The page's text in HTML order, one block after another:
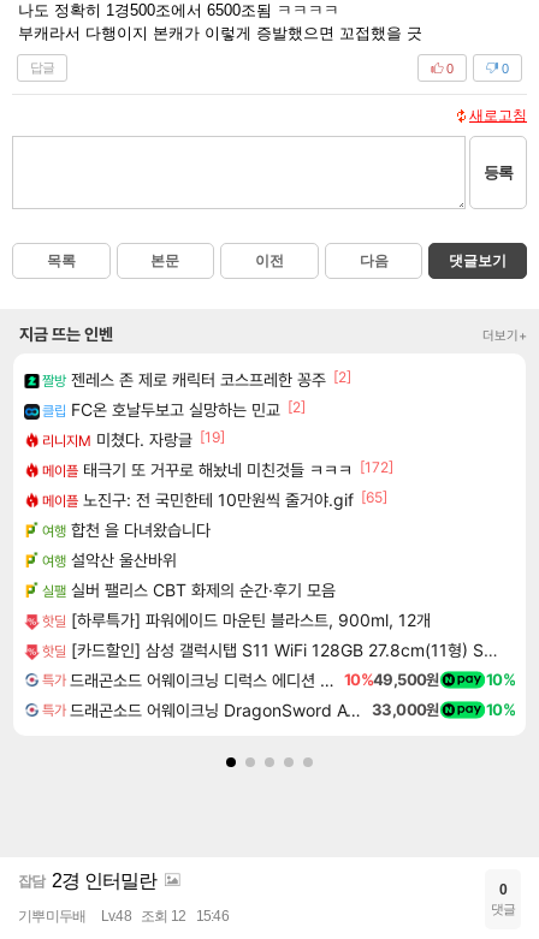
나도 정확히 1경500조에서 6500조됨 ㅋㅋㅋㅋ
부캐라서 다행이지 본캐가 이렇게 증발했으면 꼬접했을 긋
답글 0
0
새로고침
등록
목록 본문 이전 다음 댓글보기
지금 뜨는 인벤 더보기+
짤방 젠레스 존 제로 캐릭터 코스프레한 꽁주 [2]
클립 FC온 호날두보고 실망하는 민교 [2]
리니지M 미쳤다. 자랑글 [19]
메이플 태극기 또 거꾸로 해놨네 미친것들 ㅋㅋㅋ
[172]
메이플 노진구: 전 국민한테 10만원씩 줄거야.gif [65]
여행 합천 을 다녀왔습니다
여행 설악산 울산바위
실팰 실버 팰리스 CBT 화제의 순간·후기 모음
핫딜 [하루특가] 파워에이드 마운틴 블라스트, 900ml, 12개
핫딜 [카드할인] 삼성 갤럭시탭 S11 WiFi 128GB 27.8cm(11형) S펜포함 태블릿PC
특가 드래곤소드 어웨이크닝 디럭스 에디션 DragonSword Awakening Deluxe Edition 10%49,500원 10%
특가 드래곤소드 어웨이크닝 DragonSword Awakening 33,000원 10%
잡담 2경 인터밀란
기뿌미두배 Lv.48 조회 12 15:46
0
댓글